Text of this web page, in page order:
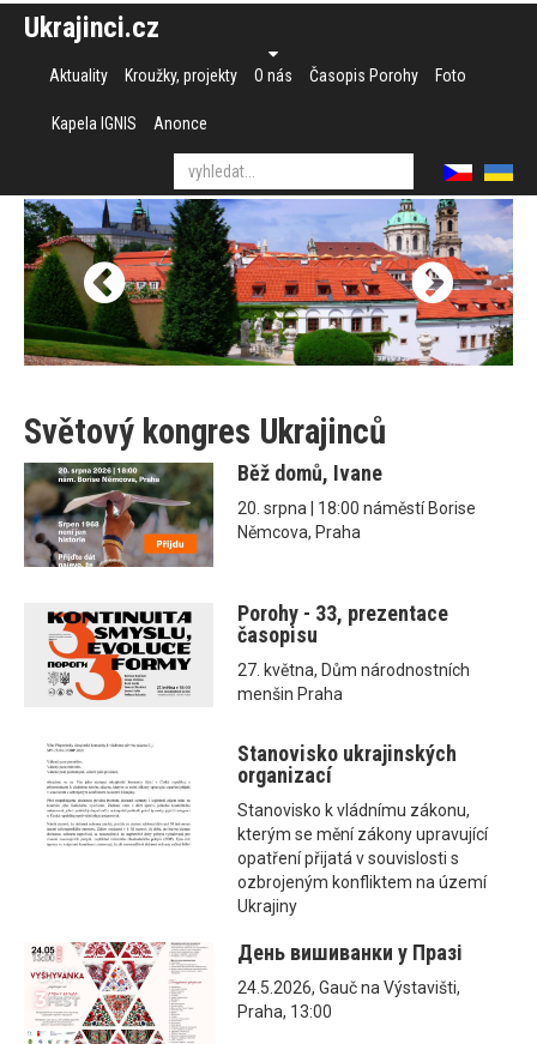
Ukrajinci.cz
Aktuality Kroužky, projekty O nás Časopis Porohy Foto
Kapela IGNIS Anonce
Světový kongres Ukrajinců
Běž domů, Ivane
20. srpna | 18:00 náměstí Borise
Němcova, Praha
Porohy - 33, prezentace
časopisu
27. května, Dům národnostních
menšin Praha
Stanovisko ukrajinských
organizací
Stanovisko k vládnímu zákonu,
kterým se mění zákony upravující
opatření přijatá v souvislosti s
ozbrojeným konfliktem na území
Ukrajiny
День вишиванки у Празі
24.5.2026, Gauč na Výstavišti,
Praha, 13:00